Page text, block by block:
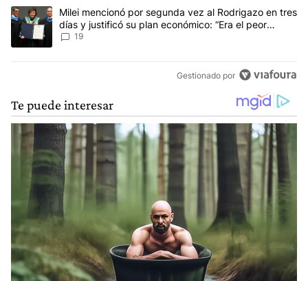
Un artículo de tendencia con el título "Milei mencionó por
Milei mencionó por segunda vez al Rodrigazo en tres
días y justificó su plan económico: “Era el peor
escenario posible”
19
Gestionado por